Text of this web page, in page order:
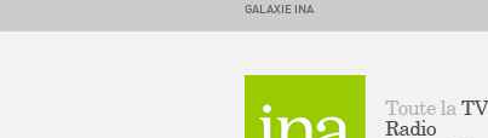
GALAXIE INA